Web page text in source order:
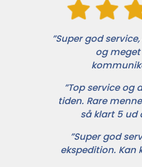
”Super god
og
”Top service og
tiden. Rare
så klart 5 ud
”Super god
ekspedition. Kan